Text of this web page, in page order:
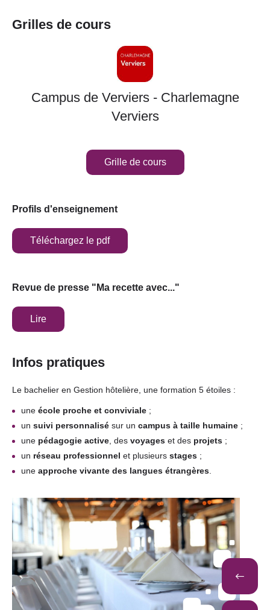
Grilles de cours
Campus de Verviers - Charlemagne
Verviers
Grille de cours
Profils d'enseignement
Téléchargez le pdf
Revue de presse "Ma recette avec..."
Lire
Infos pratiques
Le bachelier en Gestion hôtelière, une formation 5 étoiles :
une école proche et conviviale ;
un suivi personnalisé sur un campus à taille humaine ;
une pédagogie active , des voyages et des projets ;
un réseau professionnel et plusieurs stages ;
une approche vivante des langues étrangères